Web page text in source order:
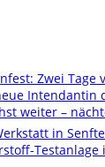
Zwei
Intendantin
weiter –
in